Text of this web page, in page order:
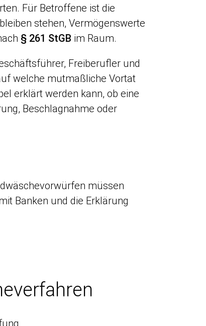
Für Betroffene ist die
stehen, Vermögenswerte
§ 261 StGB im Raum.
Freiberufler und
welche mutmaßliche Vortat
erklärt werden kann, ob eine
Beschlagnahme oder
müssen
Banken und die Erklärung